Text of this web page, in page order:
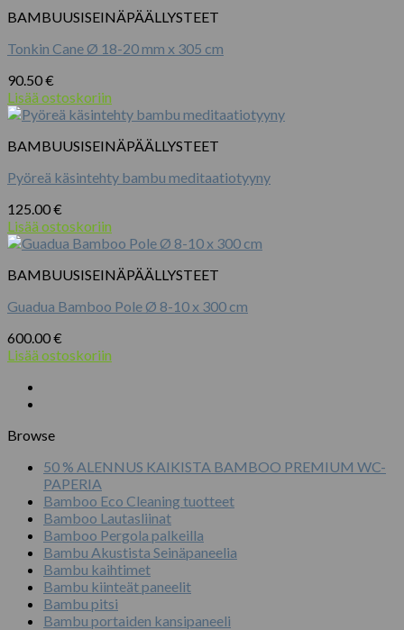
BAMBUUSISEINÄPÄÄLLYSTEET
Tonkin Cane Ø 18-20 mm x 305 cm
90.50€
Lisää ostoskoriin
BAMBUUSISEINÄPÄÄLLYSTEET
Pyöreä käsintehty bambu meditaatiotyyny
125.00€
Lisää ostoskoriin
BAMBUUSISEINÄPÄÄLLYSTEET
Guadua Bamboo Pole Ø 8-10 x 300 cm
600.00€
Lisää ostoskoriin
Browse
50 % ALENNUS KAIKISTA BAMBOO PREMIUM WC-
PAPERIA
Bamboo Eco Cleaning tuotteet
Bamboo Lautasliinat
Bamboo Pergola palkeilla
Bambu Akustista Seinäpaneelia
Bambu kaihtimet
Bambu kiinteät paneelit
Bambu pitsi
Bambu portaiden kansipaneeli